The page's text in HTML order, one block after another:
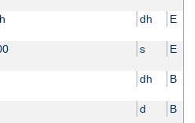
dh E
s E
dh B
d B